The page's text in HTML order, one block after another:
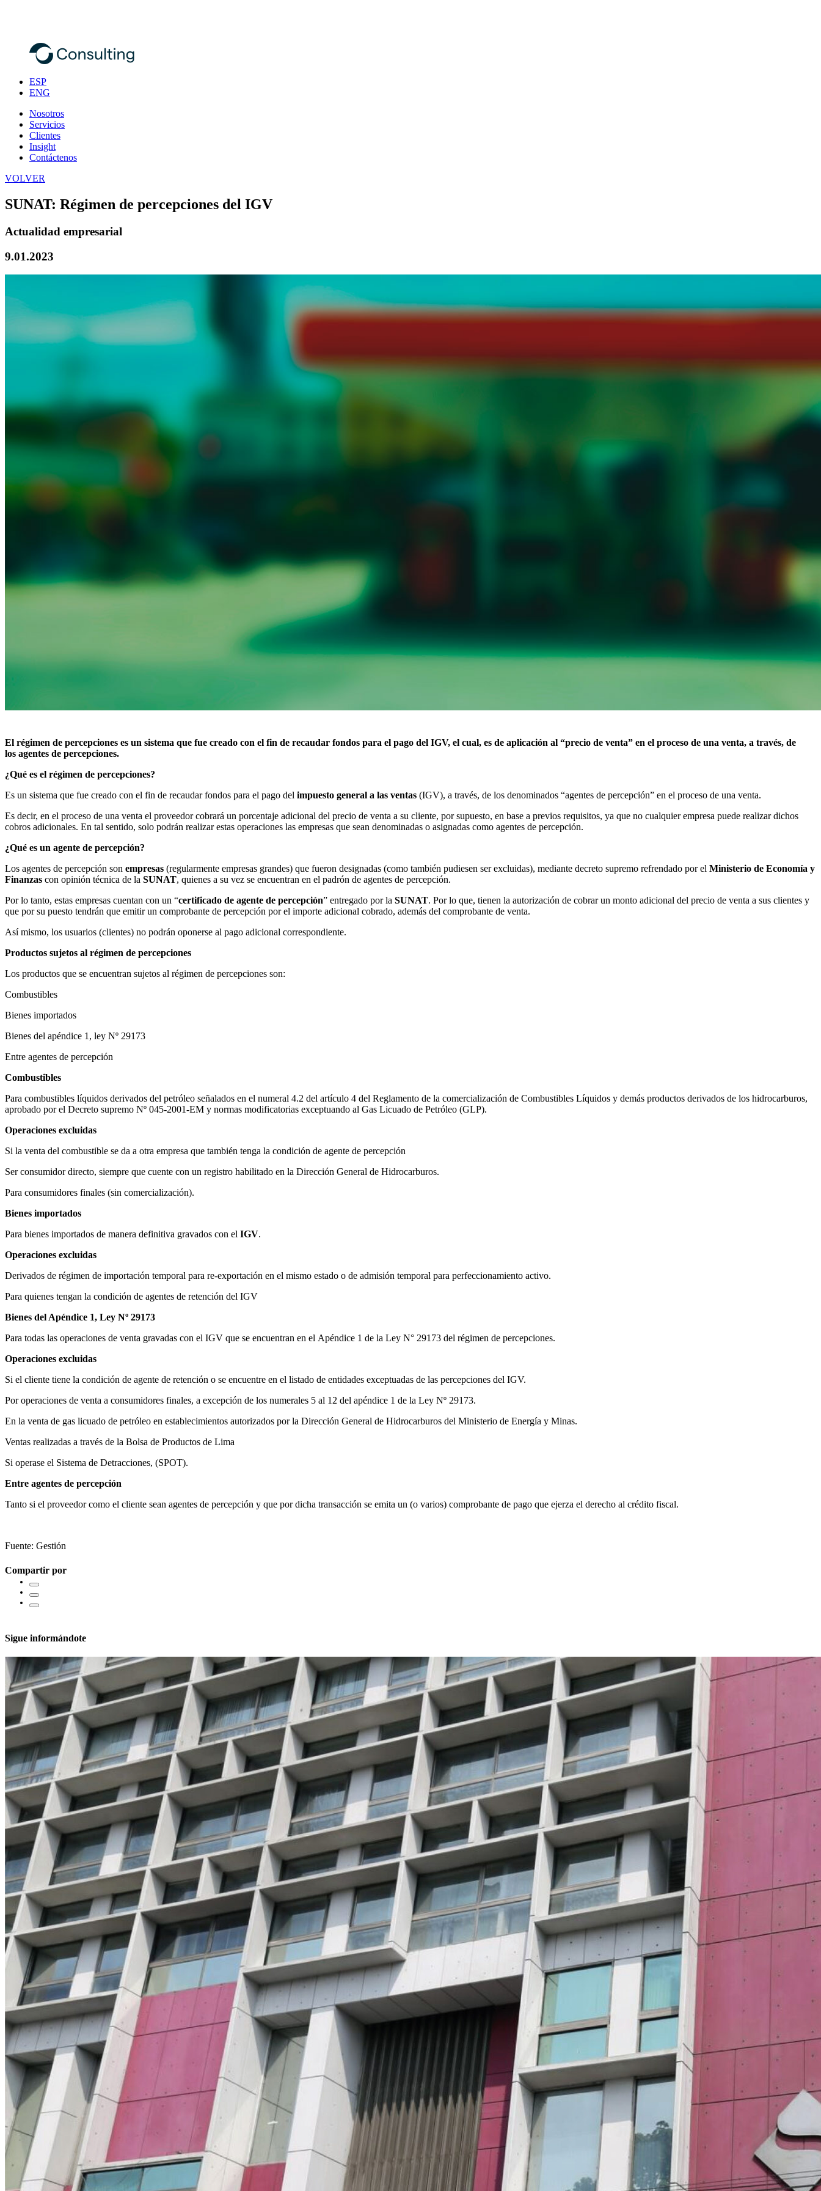
ESP
ENG
Nosotros
Servicios
Clientes
Insight
Contáctenos
VOLVER
SUNAT: Régimen de percepciones del IGV
Actualidad empresarial
9.01.2023
El régimen de percepciones es un sistema que fue creado con el fin de recaudar fondos para el pago del IGV, el cual, es de aplicación al “precio de venta” en el proceso de una venta, a través, de
los agentes de percepciones.
¿Qué es el régimen de percepciones?
Es un sistema que fue creado con el fin de recaudar fondos para el pago del impuesto general a las ventas (IGV), a través, de los denominados “agentes de percepción” en el proceso de una venta.
Es decir, en el proceso de una venta el proveedor cobrará un porcentaje adicional del precio de venta a su cliente, por supuesto, en base a previos requisitos, ya que no cualquier empresa puede realizar dichos
cobros adicionales. En tal sentido, solo podrán realizar estas operaciones las empresas que sean denominadas o asignadas como agentes de percepción.
¿Qué es un agente de percepción?
Los agentes de percepción son empresas (regularmente empresas grandes) que fueron designadas (como también pudiesen ser excluidas), mediante decreto supremo refrendado por el Ministerio de Economía y
Finanzas con opinión técnica de la SUNAT, quienes a su vez se encuentran en el padrón de agentes de percepción.
Por lo tanto, estas empresas cuentan con un “certificado de agente de percepción” entregado por la SUNAT. Por lo que, tienen la autorización de cobrar un monto adicional del precio de venta a sus clientes y
que por su puesto tendrán que emitir un comprobante de percepción por el importe adicional cobrado, además del comprobante de venta.
Así mismo, los usuarios (clientes) no podrán oponerse al pago adicional correspondiente.
Productos sujetos al régimen de percepciones
Los productos que se encuentran sujetos al régimen de percepciones son:
Combustibles
Bienes importados
Bienes del apéndice 1, ley Nº 29173
Entre agentes de percepción
Combustibles
Para combustibles líquidos derivados del petróleo señalados en el numeral 4.2 del artículo 4 del Reglamento de la comercialización de Combustibles Líquidos y demás productos derivados de los hidrocarburos,
aprobado por el Decreto supremo Nº 045-2001-EM y normas modificatorias exceptuando al Gas Licuado de Petróleo (GLP).
Operaciones excluidas
Si la venta del combustible se da a otra empresa que también tenga la condición de agente de percepción
Ser consumidor directo, siempre que cuente con un registro habilitado en la Dirección General de Hidrocarburos.
Para consumidores finales (sin comercialización).
Bienes importados
Para bienes importados de manera definitiva gravados con el IGV.
Operaciones excluidas
Derivados de régimen de importación temporal para re-exportación en el mismo estado o de admisión temporal para perfeccionamiento activo.
Para quienes tengan la condición de agentes de retención del IGV
Bienes del Apéndice 1, Ley Nº 29173
Para todas las operaciones de venta gravadas con el IGV que se encuentran en el Apéndice 1 de la Ley N° 29173 del régimen de percepciones.
Operaciones excluidas
Si el cliente tiene la condición de agente de retención o se encuentre en el listado de entidades exceptuadas de las percepciones del IGV.
Por operaciones de venta a consumidores finales, a excepción de los numerales 5 al 12 del apéndice 1 de la Ley Nº 29173.
En la venta de gas licuado de petróleo en establecimientos autorizados por la Dirección General de Hidrocarburos del Ministerio de Energía y Minas.
Ventas realizadas a través de la Bolsa de Productos de Lima
Si operase el Sistema de Detracciones, (SPOT).
Entre agentes de percepción
Tanto si el proveedor como el cliente sean agentes de percepción y que por dicha transacción se emita un (o varios) comprobante de pago que ejerza el derecho al crédito fiscal.
Fuente: Gestión
Compartir por
Sigue informándote